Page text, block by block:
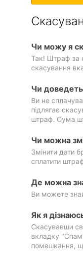
Чи можу я
Так! Штраф за
скасування
Чи
Ви не
підлягає
штраф. Сума
Чи можна
Змінити дати
сплатити
Де можна
Ви можете
Як я
Скасувавши
вкладку
помешкання,